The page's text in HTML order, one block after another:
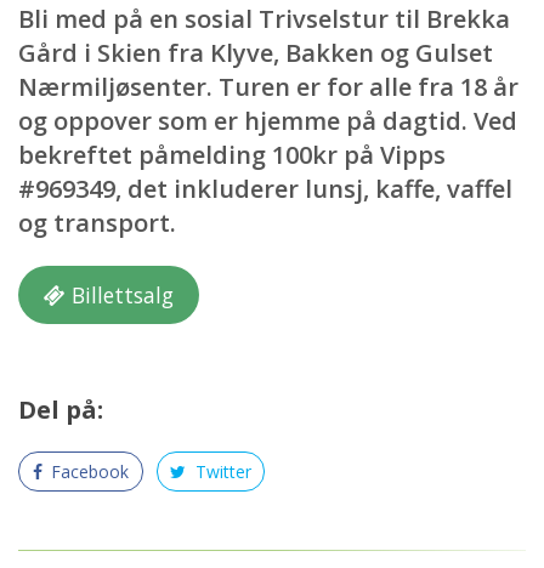
Bli med på en sosial Trivselstur til Brekka
Gård i Skien fra Klyve, Bakken og Gulset
Nærmiljøsenter. Turen er for alle fra 18 år
og oppover som er hjemme på dagtid. Ved
bekreftet påmelding 100kr på Vipps
#969349, det inkluderer lunsj, kaffe, vaffel
og transport.
Billettsalg
Del på:
Facebook Twitter